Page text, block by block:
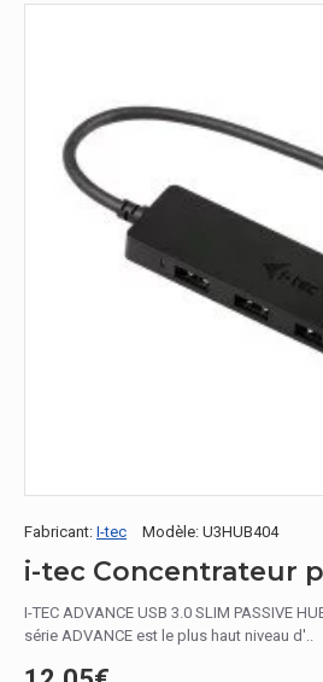
Fabricant: I-tec Modèle: U3HUB404
I-TEC ADVANCE USB 3.0 SLIM PASSIVE
série ADVANCE est le plus haut niveau d'..